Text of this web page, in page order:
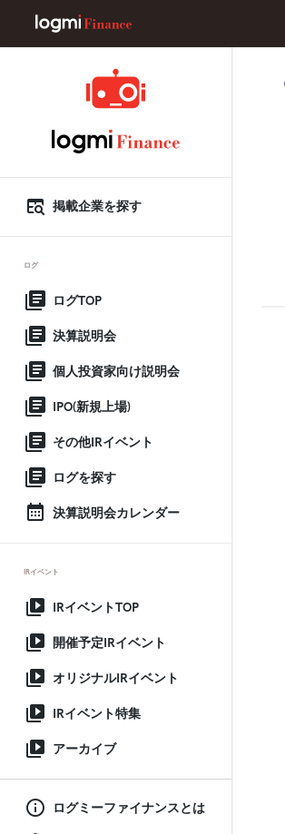
掲載企業を探す
ログ
ログTOP
決算説明会
個人投資家向け説明会
IPO(新規上場)
その他IRイベント
ログを探す
決算説明会カレンダー
IRイベント
IRイベントTOP
開催予定IRイベント
オリジナルIRイベント
IRイベント特集
アーカイブ
ログミーファイナンスとは